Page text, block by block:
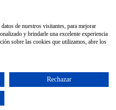
de nuestros visitantes, para mejorar
y brindarle una excelente experiencia
sobre las cookies que utilizamos, abre los
Rechazar